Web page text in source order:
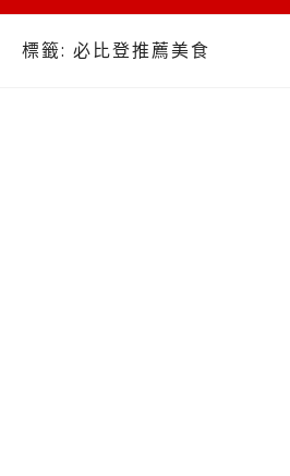
標籤: 必比登推薦美食